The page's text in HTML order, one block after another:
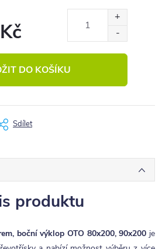
DO KOŠÍKU
Sdílet
produktu
boční výklop OTO 80x200, 90x200 je